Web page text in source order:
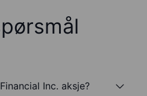
Inc. aksje?